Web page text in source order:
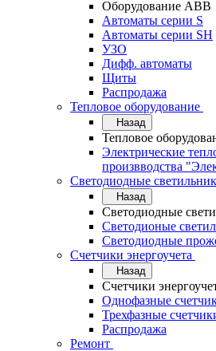
Оборудование АВВ
Автоматы серии S
Автоматы серии SH
УЗО
Дифф. автоматы
Щиты
Распродажа
Тепловое оборудование
Назад
Тепловое
Электрические
произвводства
Светодиодные
Назад
Светодиодные
Светодионые
Светодиодные
Счетчики энергоучета
Назад
Счетчики
Однофазные
Трехфазные
Распродажа
Ремонт